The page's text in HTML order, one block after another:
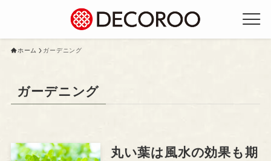
ホーム ガーデニング
ガーデニング
丸い葉は風水の効果も期